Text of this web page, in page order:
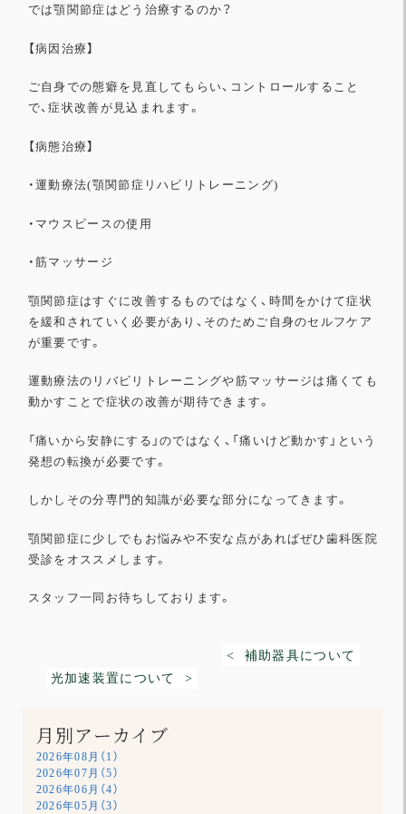
では顎関節症はどう治療するのか？
【病因治療】
ご自身での態癖を見直してもらい、コントロールすること
で、症状改善が見込まれます。
【病態治療】
・運動療法(顎関節症リハビリトレーニング)
・マウスピースの使用
・筋マッサージ
顎関節症はすぐに改善するものではなく、 時間をかけて症状
を緩和されていく必要があり、 そのためご自身のセルフケア
が重要です。
運動療法のリバビリトレーニングや筋マッサージは痛くても
動かす ことで症状の改善が期待できます。
「痛いから安静にする」のではなく、「痛いけど動かす」 という
発想の転換が必要です。
しかしその分専門的知識が必要な部分になってきます。
顎関節症に少しでもお悩みや不安な点があればぜひ歯科医院
受診を オススメします。
スタッフ一同お待ちしております。
< 補助器具について
光加速装置について >
月別アーカイブ
2026年08月（1）
2026年07月（5）
2026年06月（4）
2026年05月（3）